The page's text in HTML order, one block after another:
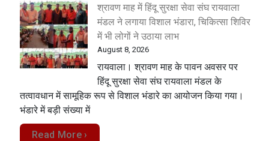
श्रावण माह में हिंदू सुरक्षा सेवा संघ रायवाला
मंडल ने लगाया विशाल भंडारा, चिकित्सा शिविर
में भी लोगों ने उठाया लाभ
August 8, 2026
रायवाला। श्रावण माह के पावन अवसर पर
हिंदू सुरक्षा सेवा संघ रायवाला मंडल के
तत्वावधान में सामूहिक रूप से विशाल भंडारे का आयोजन किया गया।
भंडारे में बड़ी संख्या में
Read More ›